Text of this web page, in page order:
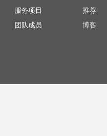
服务项目
团队成员
推荐
博客